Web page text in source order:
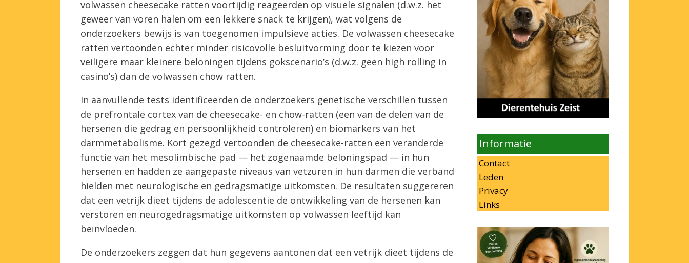
volwassen cheesecake ratten voortijdig reageerden op visuele signalen (d.w.z. het
geweer van voren halen om een ​​lekkere snack te krijgen), wat volgens de
onderzoekers bewijs is van toegenomen impulsieve acties. De volwassen cheesecake
ratten vertoonden echter minder risicovolle besluitvorming door te kiezen voor
veiligere maar kleinere beloningen tijdens gokscenario’s (d.w.z. geen high rolling in
casino’s) dan de volwassen chow ratten.
In aanvullende tests identificeerden de onderzoekers genetische verschillen tussen
de prefrontale cortex van de cheesecake- en chow-ratten (een van de delen van de
hersenen die gedrag en persoonlijkheid controleren) en biomarkers van het
darmmetabolisme. Kort gezegd vertoonden de cheesecake-ratten een veranderde
functie van het mesolimbische pad — het zogenaamde beloningspad — in hun
hersenen en hadden ze aangepaste niveaus van vetzuren in hun darmen die verband
hielden met neurologische en gedragsmatige uitkomsten. De resultaten suggereren
dat een vetrijk dieet tijdens de adolescentie de ontwikkeling van de hersenen kan
verstoren en neurogedragsmatige uitkomsten op volwassen leeftijd kan
beïnvloeden.
De onderzoekers zeggen dat hun gegevens aantonen dat een vetrijk dieet tijdens de
Informatie
Contact
Leden
Privacy
Links